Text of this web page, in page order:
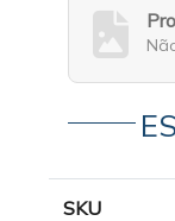
SKU